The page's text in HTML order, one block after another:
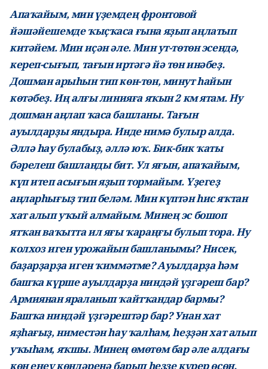
Апаҡайым, мин үҙемдең фронтовой
йәшәйешемде ҡыҫҡаса ғына яҙып аңлатып
китәйем. Мин иҫән әле. Мин ут-төтөн эсендә,
кереп-сығып, тағын иртәгә йә төн инәбеҙ.
Дошман арыһын тип көн-төн, минут һайын
көтәбеҙ. Иң алғы линияға яҡын 2 км ятам. Ну
дошман аңлап ҡаса башланы. Тағын
ауылдарҙы яндыра. Инде нимә булыр алда.
Әллә һау булабыҙ, әллә юҡ. Бик-бик ҡаты
бәрелеш башланды бит. Ул яғын, апаҡайым,
күп итеп асығын яҙып тормайым. Үҙегеҙ
аңларһығыҙ тип беләм. Мин күптән һис яҡтан
хат алып уҡый алмайым. Минең эс бошоп
ятҡан ваҡытта ил яғы ҡараңғы булып тора. Ну
колхоз иген урожайын башланымы? Нисек,
баҙарҙарҙа иген ҡиммәтме? Ауылдарҙа һәм
башҡа күрше ауылдарҙа ниндәй үҙгәреш бар?
Армиянан яраланып ҡайтҡандар бармы?
Башҡа ниндәй үҙгәрештәр бар? Унан хат
яҙһағыҙ, ниместән һау ҡалһам, һеҙҙән хат алып
уҡыһам, яҡшы. Минең өмөтөм бар әле алдағы
көн еңеү көндәренә барып һеҙҙе күрер өсөн.